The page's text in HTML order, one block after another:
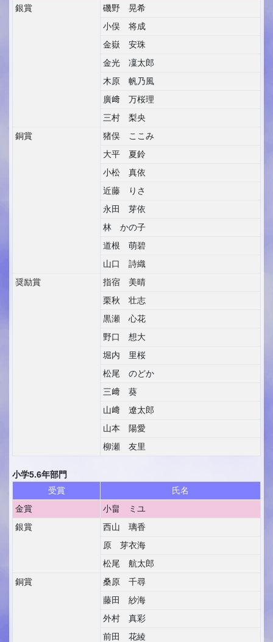
銀賞
磯野 晃希
小俣 将成
金嶽 安珠
金光 凜太郎
木原 帆乃風
廣﨑 万桜理
三村 梨央
銅賞
猪俣 ここみ
大平 夏鈴
小松 真依
近藤 りさ
永田 芽依
林 かの子
道根 萌碧
山口 詩織
奨励賞
指宿 美晴
栗秋 壮志
黒瀬 心花
野口 想大
堀内 里桜
松尾 のどか
三﨑 葵
山﨑 遼太郎
山本 陽愛
柳瀬 友里
小学5.6年部門
受賞
氏名
金賞
小畠 ミユ
銀賞
西山 璃香
原 芽衣海
松尾 航太郎
銅賞
桑原 千尋
藤田 紗海
外村 真彩
前田 花綾